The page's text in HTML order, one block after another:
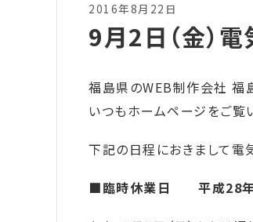
2016年8月22日
9月2日（金）
福島県のWEB制作会社 福
いつもホームページをご覧
下記の日程におきまして電
■臨時休業日 平成28年9